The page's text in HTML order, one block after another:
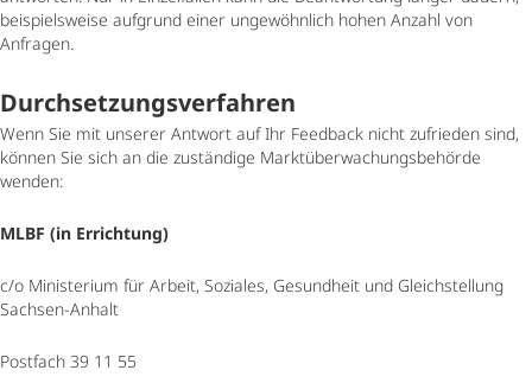
beispielsweise aufgrund einer ungewöhnlich hohen Anzahl von
Anfragen.
Durchsetzungsverfahren
Wenn Sie mit unserer Antwort auf Ihr Feedback nicht zufrieden sind,
können Sie sich an die zuständige Marktüberwachungsbehörde
wenden:
MLBF (in Errichtung)
c/o Ministerium für Arbeit, Soziales, Gesundheit und Gleichstellung
Sachsen-Anhalt
Postfach 39 11 55